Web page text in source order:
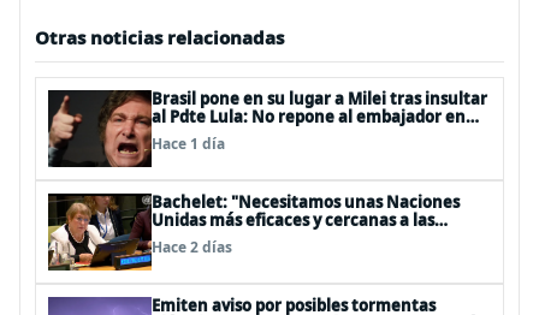
Otras noticias relacionadas
Brasil pone en su lugar a Milei tras insultar
al Pdte Lula: No repone al embajador en
BBSS y rebaja la relación bilateral
Hace 1 día
Bachelet: "Necesitamos unas Naciones
Unidas más eficaces y cercanas a las
personas"
Hace 2 días
Emiten aviso por posibles tormentas